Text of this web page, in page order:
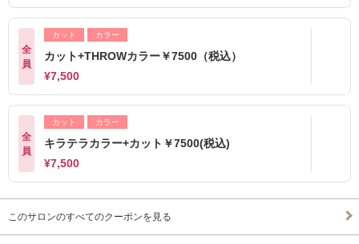
全
員
カット カラー
カット+THROWカラー￥7500（税込）
¥7,500
全
員
カット カラー
キラテラカラー+カット￥7500(税込)
¥7,500
このサロンのすべてのクーポンを見る